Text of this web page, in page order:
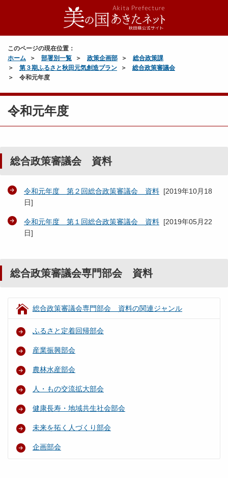
このページの現在位置：
ホーム
部署別一覧 政策企画部
総合政策課
第３期ふるさと秋田元気創造プラン
総合政策審議会
令和元年度
令和元年度
総合政策審議会 資料
令和元年度 第２回総合政策審議会 資料 [2019年10月18
日]
令和元年度 第１回総合政策審議会 資料 [2019年05月22
日]
総合政策審議会専門部会 資料
総合政策審議会専門部会 資料の関連ジャンル
ふるさと定着回帰部会
産業振興部会
農林水産部会
人・もの交流拡大部会
健康長寿・地域共生社会部会
未来を拓く人づくり部会
企画部会